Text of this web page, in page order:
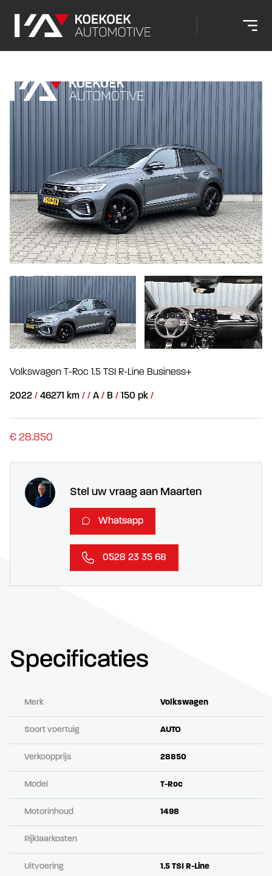
Volkswagen T-Roc 1.5 TSI R-Line Business+
2022 46271 km A B 150 pk
€ 28.850
Stel uw vraag aan Maarten
Whatsapp
0528 23 35 68
Specificaties
Merk Volkswagen
Soort voertuig AUTO
Verkoopprijs 28850
Model T-Roc
Motorinhoud 1498
Rijklaarkosten
Uitvoering
1.5 TSI R-Line